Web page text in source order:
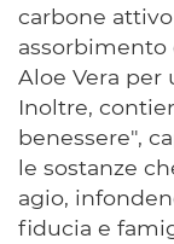
carbone
Aloe Vera
Inoltre,
benessere",
le sostanze
agio,
fiducia e